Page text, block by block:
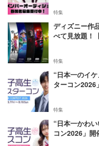
特集
ディズニー作
べて見放題！
特集
“日本一のイ
ターコン2026
特集
“日本一かわ
コン2026」開